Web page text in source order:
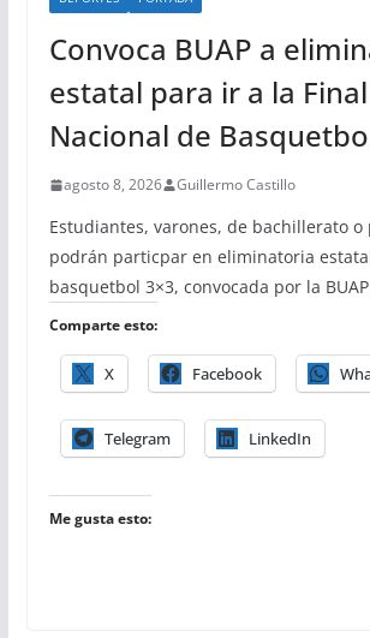
Convoca BUAP a
estatal para ir a la Final
Nacional de
agosto 8, 2026 Guillermo Castillo
Estudiantes, varones, de bachillerato
podrán particpar en eliminatoria
basquetbol 3×3, convocada por la
Comparte esto:
X Facebook
Telegram LinkedIn
Me gusta esto: